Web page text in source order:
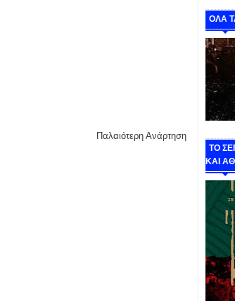
Παλαιότερη Ανάρτηση
ΟΛΑ
ΤΟ
ΚΑΙ